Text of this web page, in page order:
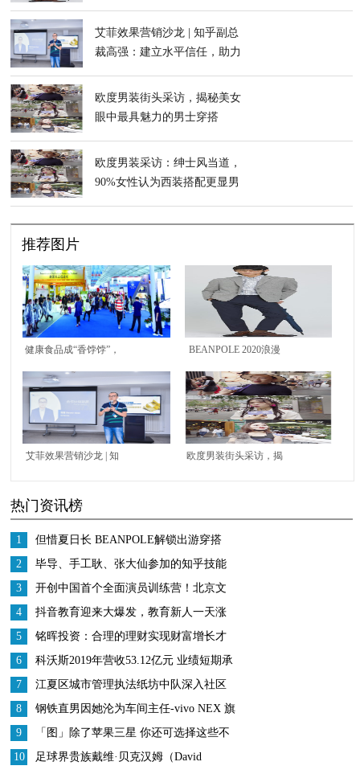
艾菲效果营销沙龙 | 知乎副总
裁高强：建立水平信任，助力
欧度男装街头采访，揭秘美女
眼中最具魅力的男士穿搭
欧度男装采访：绅士风当道，
90%女性认为西装搭配更显男
推荐图片
健康食品成“香饽饽”，
青岛海洋健康食品展9
月22-27日举行
BEANPOLE 2020浪漫
七夕 镌刻人生时光
艾菲效果营销沙龙 | 知
平信任，助力客户商业
欧度男装街头采访，揭
热门资讯榜
1
但惜夏日长 BEANPOLE解锁出游穿搭
2
毕导、手工耿、张大仙参加的知乎技能
研究所是什么？
3
开创中国首个全面演员训练营！北京文
化或将再发爆款！
4
抖音教育迎来大爆发，教育新人一天涨
粉200万
5
铭晖投资：合理的理财实现财富增长才
是王道
6
科沃斯2019年营收53.12亿元 业绩短期承
压 战略调整成效显著
7
江夏区城市管理执法纸坊中队深入社区
开展五四青年节宣传活动
8
钢铁直男因她沦为车间主任-vivo NEX 旗
舰版评测
9
「图」除了苹果三星 你还可选择这些不
错的高端旗舰手机
10
足球界贵族戴维·贝克汉姆（David